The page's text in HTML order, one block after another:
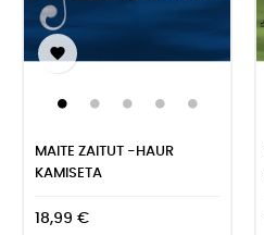

MAITE ZAITUT -HAUR
KAMISETA
18,99 €